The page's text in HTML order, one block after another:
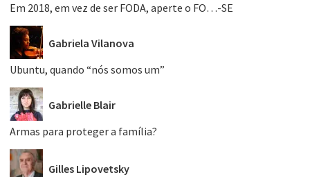
Em 2018, em vez de ser FODA, aperte o FO…-SE
Gabriela Vilanova
Ubuntu, quando “nós somos um”
Gabrielle Blair
Armas para proteger a família?
Gilles Lipovetsky